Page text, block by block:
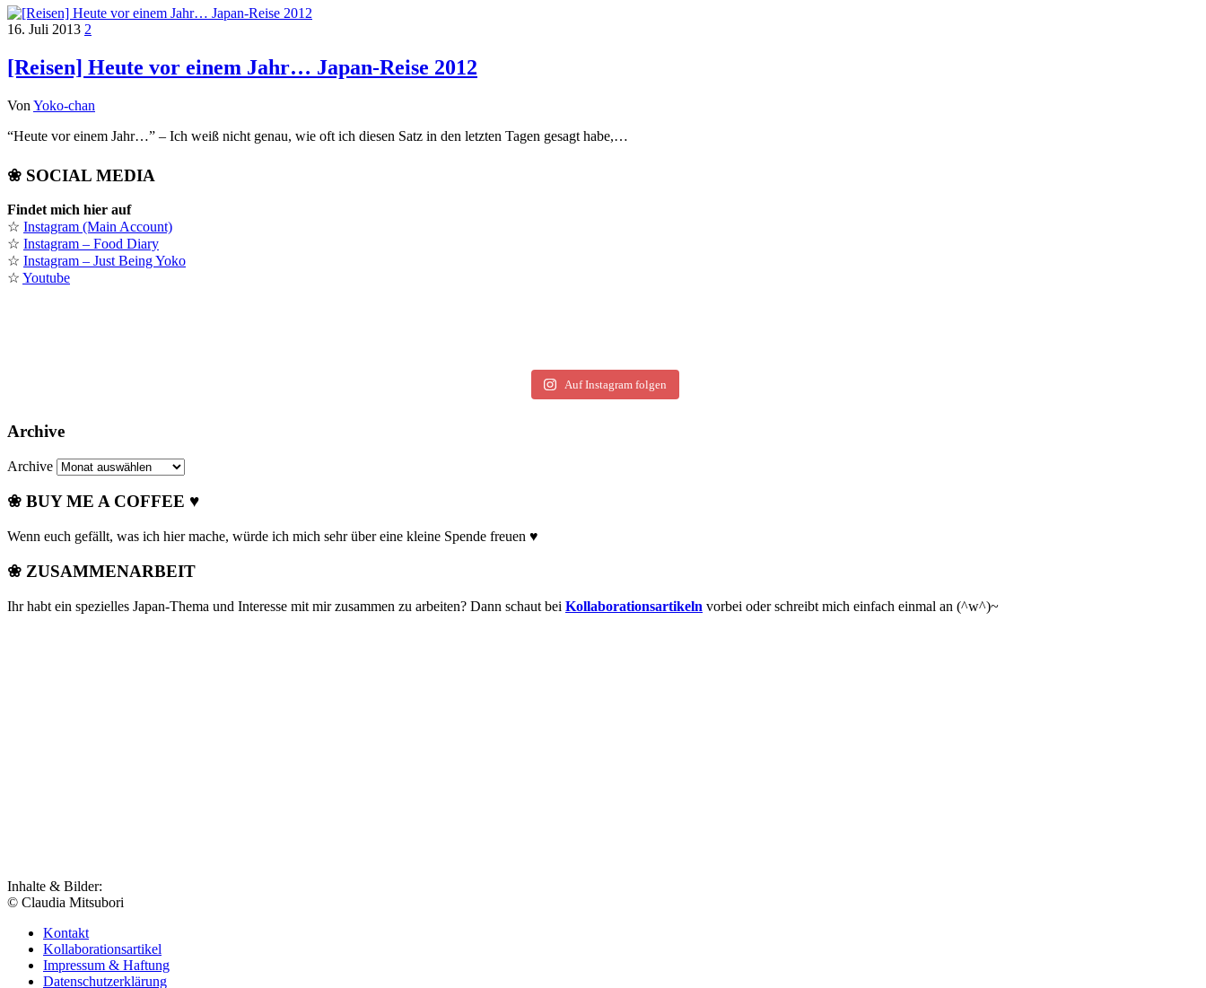
16. Juli 2013 2
[Reisen] Heute vor einem Jahr… Japan-Reise 2012
Von Yoko-chan
“Heute vor einem Jahr…” – Ich weiß nicht genau, wie oft ich diesen Satz in den letzten Tagen gesagt habe,…
❀ SOCIAL MEDIA
Findet mich hier auf
☆ Instagram (Main Account)
☆ Instagram – Food Diary
☆ Instagram – Just Being Yoko
☆ Youtube
Auf Instagram folgen
Archive
Archive
❀ BUY ME A COFFEE ♥
Wenn euch gefällt, was ich hier mache, würde ich mich sehr über eine kleine Spende freuen ♥
❀ ZUSAMMENARBEIT
Ihr habt ein spezielles Japan-Thema und Interesse mit mir zusammen zu arbeiten? Dann schaut bei Kollaborationsartikeln vorbei oder schreibt mich einfach einmal an (^w^)~
Inhalte & Bilder:
© Claudia Mitsubori
Kontakt
Kollaborationsartikel
Impressum & Haftung
Datenschutzerklärung